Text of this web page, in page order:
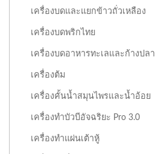
เครื่องบดและแยกข้าวถั่วเหลือง
เครื่องบดพริกไทย
เครื่องบดอาหารทะเลและก้างปลา
เครื่องต้ม
เครื่องคั้นน้ำสมุนไพรและน้ำอ้อย
เครื่องทำบัวบีอัจฉริยะ Pro 3.0
เครื่องทำแผ่นเต้าหู้